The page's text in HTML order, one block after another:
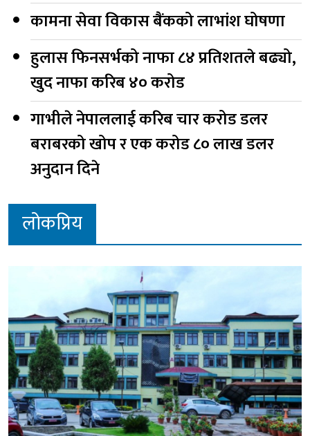
कामना सेवा विकास बैंकको लाभांश घोषणा
हुलास फिनसर्भको नाफा ८४ प्रतिशतले बढ्यो,
खुद नाफा करिब ४० करोड
गाभीले नेपाललाई करिब चार करोड डलर
बराबरको खोप र एक करोड ८० लाख डलर
अनुदान दिने
लोकप्रिय